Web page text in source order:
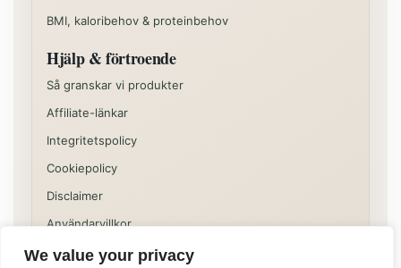
We value your privacy
BMI, kaloribehov & proteinbehov
Hjälp & förtroende
Så granskar vi produkter
Affiliate-länkar
Integritetspolicy
Cookiepolicy
Disclaimer
Användarvillkor